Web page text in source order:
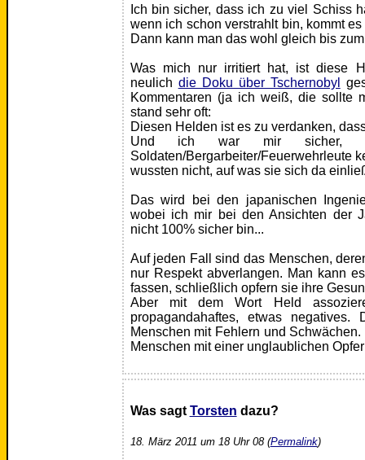
Ich bin sicher, dass ich zu viel Schiss
wenn ich schon verstrahlt bin, kommt
Dann kann man das wohl gleich bis
Was mich nur irritiert hat, ist diese
neulich die Doku über Tschernobyl
Kommentaren (ja ich weiß, die sollte
stand sehr oft:
Diesen Helden ist es zu verdanken,
Und ich war mir sicher,
Soldaten/Bergarbeiter/Feuerwehrleute
wussten nicht, auf was sie sich da
Das wird bei den japanischen
wobei ich mir bei den Ansichten der
nicht 100% sicher bin...
Auf jeden Fall sind das Menschen,
nur Respekt abverlangen. Man kann
fassen, schließlich opfern sie ihre
Aber mit dem Wort Held
propagandahaftes, etwas
Menschen mit Fehlern und
Menschen mit einer unglaublichen
Was sagt Torsten dazu?
18. März 2011 um 18 Uhr 08 (Permalink)